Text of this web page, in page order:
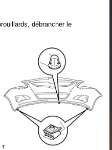
débrancher le